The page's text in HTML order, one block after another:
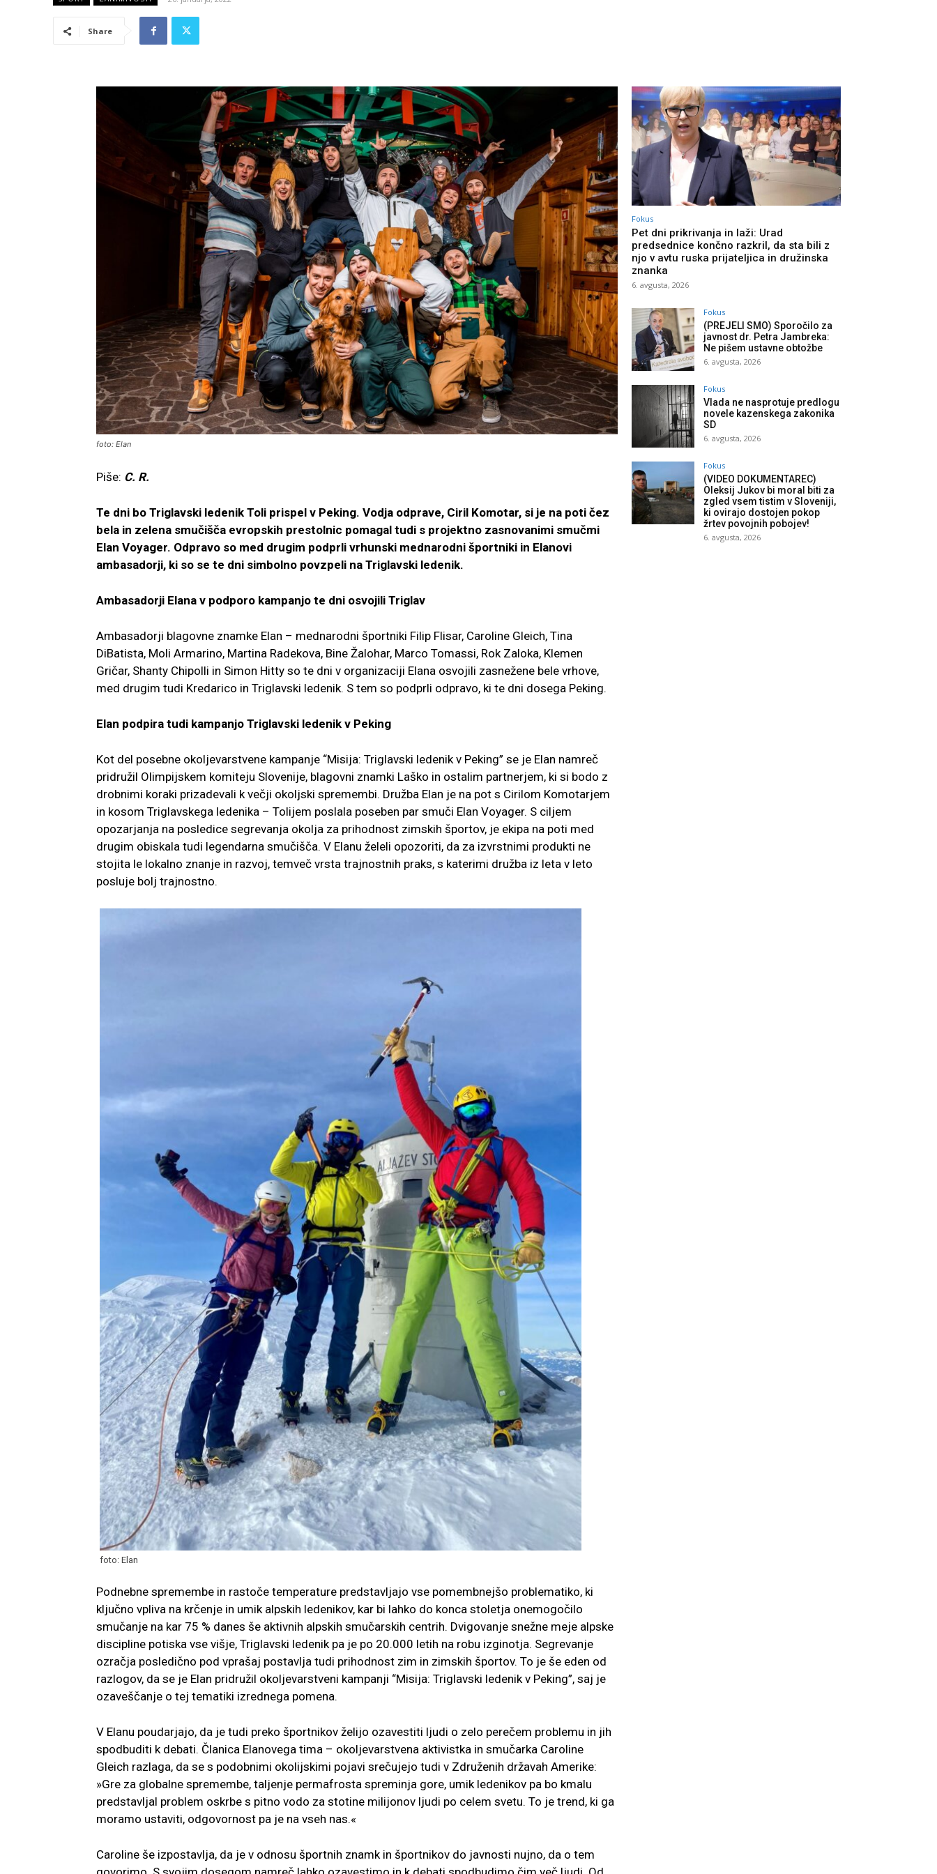
Share
foto: Elan
Piše: C. R.
Te dni bo Triglavski ledenik Toli prispel v Peking. Vodja odprave, Ciril Komotar, si je na poti čez
bela in zelena smučišča evropskih prestolnic pomagal tudi s projektno zasnovanimi smučmi
Elan Voyager. Odpravo so med drugim podprli vrhunski mednarodni športniki in Elanovi
ambasadorji, ki so se te dni simbolno povzpeli na Triglavski ledenik.
Ambasadorji Elana v podporo kampanjo te dni osvojili Triglav
Ambasadorji blagovne znamke Elan – mednarodni športniki Filip Flisar, Caroline Gleich, Tina
DiBatista, Moli Armarino, Martina Radekova, Bine Žalohar, Marco Tomassi, Rok Zaloka, Klemen
Gričar, Shanty Chipolli in Simon Hitty so te dni v organizaciji Elana osvojili zasnežene bele vrhove,
med drugim tudi Kredarico in Triglavski ledenik. S tem so podprli odpravo, ki te dni dosega Peking.
Elan podpira tudi kampanjo Triglavski ledenik v Peking
Kot del posebne okoljevarstvene kampanje “Misija: Triglavski ledenik v Peking” se je Elan namreč
pridružil Olimpijskem komiteju Slovenije, blagovni znamki Laško in ostalim partnerjem, ki si bodo z
drobnimi koraki prizadevali k večji okoljski spremembi. Družba Elan je na pot s Cirilom Komotarjem
in kosom Triglavskega ledenika – Tolijem poslala poseben par smuči Elan Voyager. S ciljem
opozarjanja na posledice segrevanja okolja za prihodnost zimskih športov, je ekipa na poti med
drugim obiskala tudi legendarna smučišča. V Elanu želeli opozoriti, da za izvrstnimi produkti ne
stojita le lokalno znanje in razvoj, temveč vrsta trajnostnih praks, s katerimi družba iz leta v leto
posluje bolj trajnostno.
foto: Elan
Podnebne spremembe in rastoče temperature predstavljajo vse pomembnejšo problematiko, ki
ključno vpliva na krčenje in umik alpskih ledenikov, kar bi lahko do konca stoletja onemogočilo
smučanje na kar 75 % danes še aktivnih alpskih smučarskih centrih. Dvigovanje snežne meje alpske
discipline potiska vse višje, Triglavski ledenik pa je po 20.000 letih na robu izginotja. Segrevanje
ozračja posledično pod vprašaj postavlja tudi prihodnost zim in zimskih športov. To je še eden od
razlogov, da se je Elan pridružil okoljevarstveni kampanji “Misija: Triglavski ledenik v Peking”, saj je
ozaveščanje o tej tematiki izrednega pomena.
V Elanu poudarjajo, da je tudi preko športnikov želijo ozavestiti ljudi o zelo perečem problemu in jih
spodbuditi k debati. Članica Elanovega tima – okoljevarstvena aktivistka in smučarka Caroline
Gleich razlaga, da se s podobnimi okolijskimi pojavi srečujejo tudi v Združenih državah Amerike:
»Gre za globalne spremembe, taljenje permafrosta spreminja gore, umik ledenikov pa bo kmalu
predstavljal problem oskrbe s pitno vodo za stotine milijonov ljudi po celem svetu. To je trend, ki ga
moramo ustaviti, odgovornost pa je na vseh nas.«
Caroline še izpostavlja, da je v odnosu športnih znamk in športnikov do javnosti nujno, da o tem
Fokus
Pet dni prikrivanja in laži: Urad
predsednice končno razkril, da sta bili z
njo v avtu ruska prijateljica in družinska
znanka
6. avgusta, 2026
Fokus
(PREJELI SMO) Sporočilo za
javnost dr. Petra Jambreka:
Ne pišem ustavne obtožbe
6. avgusta, 2026
Fokus
Vlada ne nasprotuje predlogu
novele kazenskega zakonika
SD
6. avgusta, 2026
Fokus
(VIDEO DOKUMENTAREC)
Oleksij Jukov bi moral biti za
zgled vsem tistim v Sloveniji,
ki ovirajo dostojen pokop
žrtev povojnih pobojev!
6. avgusta, 2026